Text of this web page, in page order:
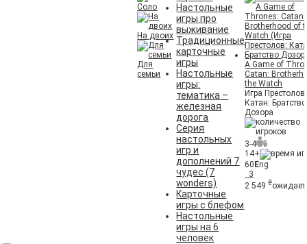
Соло
На двоих
Для
семьи
Настольные
игры про
выживание
Традиционные
карточные
игры
Настольные
игры:
тематика –
железная
дорога
Серия
настольных
игр и
дополнений 7
чудес (7
wonders)
Карточные
игры с блефом
Настольные
игры на 6
человек
A Game of
Catan:
the Watch
Игра Престолов:
Катан: Братство
Дозора
3-4
14+
60 Eng
3
2 549₴